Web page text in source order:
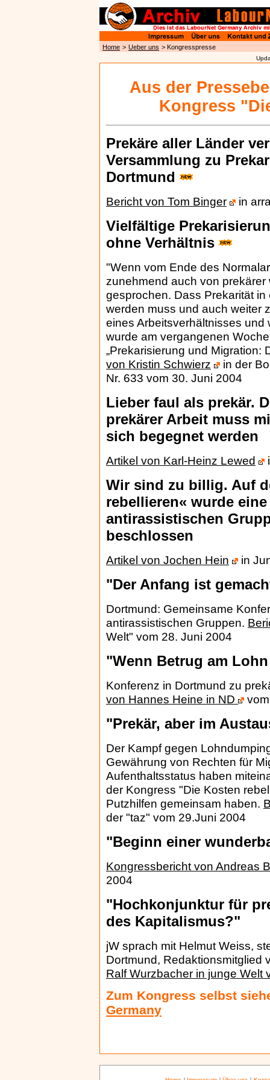
Home > Ueber uns > Kongresspresse
Aus der
Kongress
Prekäre aller Länder
Versammlung zu
Dortmund
Bericht von Tom Binger in
Vielfältige
ohne Verhältnis
"Wenn vom Ende des
zunehmend auch von
gesprochen. Dass Prekarität
werden muss und auch weiter
eines Arbeitsverhältnisses
wurde am vergangenen
„Prekarisierung und Migration:
von Kristin Schwierz
in der
Nr. 633 vom 30. Juni 2004
Lieber faul als prekär.
prekärer Arbeit muss
sich begegnet werden
Artikel von Karl-Heinz Lewed
Wir sind zu billig. Auf
rebellieren« wurde
antirassistischen
beschlossen
Artikel von Jochen Hein in
"Der Anfang ist
Dortmund: Gemeinsame
antirassistischen Gruppen.
Welt" vom 28. Juni 2004
"Wenn Betrug am
Konferenz in Dortmund zu
von Hannes Heine in ND
"Prekär, aber im
Der Kampf gegen
Gewährung von Rechten für
Aufenthaltsstatus haben
der Kongress "Die Kosten
Putzhilfen gemeinsam haben.
der "taz" vom 29.Juni 2004
"Beginn einer
Kongressbericht von Andreas
2004
"Hochkonjunktur für
des Kapitalismus?"
jW sprach mit Helmut Weiss,
Dortmund, Redaktionsmitglied
Ralf Wurzbacher in junge Welt
Zum Kongress selbst
Germany